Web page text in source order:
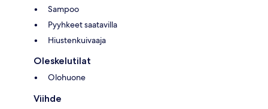
Sampoo
Pyyhkeet saatavilla
Hiustenkuivaaja
Oleskelutilat
Olohuone
Viihde